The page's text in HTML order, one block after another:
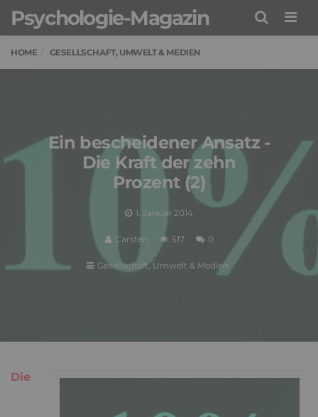
Psychologie-Magazin
HOME GESELLSCHAFT, UMWELT & MEDIEN
Ein bescheidener Ansatz -
Die Kraft der zehn
Prozent (2)
1. Januar 2014
Carsten 517 0
Gesellschaft, Umwelt & Medien
Die